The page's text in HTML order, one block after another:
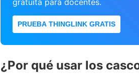
gratuita para docentes.
PRUEBA THINGLINK GRATIS
¿Por qué usar los